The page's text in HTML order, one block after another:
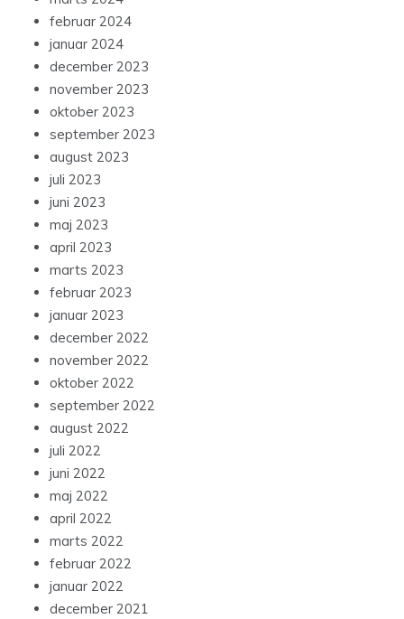
februar 2024
januar 2024
december 2023
november 2023
oktober 2023
september 2023
august 2023
juli 2023
juni 2023
maj 2023
april 2023
marts 2023
februar 2023
januar 2023
december 2022
november 2022
oktober 2022
september 2022
august 2022
juli 2022
juni 2022
maj 2022
april 2022
marts 2022
februar 2022
januar 2022
december 2021